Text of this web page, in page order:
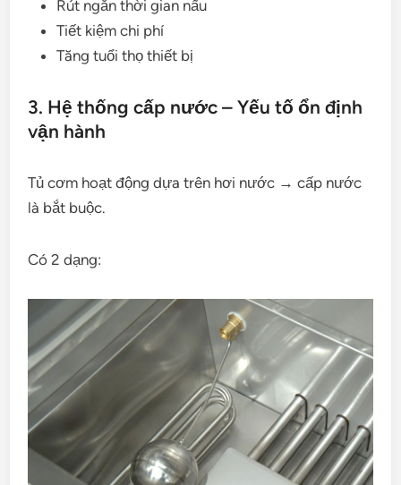
Rút ngắn thời gian nấu
Tiết kiệm chi phí
Tăng tuổi thọ thiết bị
3. Hệ thống cấp nước – Yếu tố ổn định
vận hành
Tủ cơm hoạt động dựa trên hơi nước → cấp nước
là bắt buộc.
Có 2 dạng: